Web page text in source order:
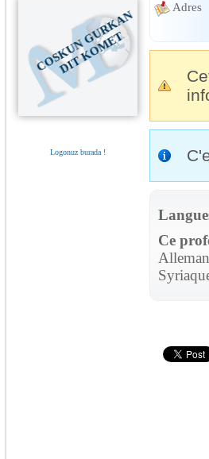
C
O
S
K
U
N
G
U
R
K
A
N
D
I
T
K
O
M
E
T
Logonuz burada !
Adres
Ce